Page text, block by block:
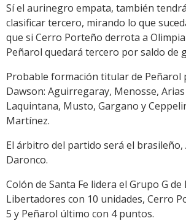
Sí el aurinegro empata, también
clasificar tercero, mirando lo que
que si Cerro Porteño derrota a
Peñarol quedará tercero por saldo de
Probable formación titular de Peñarol
Dawson: Aguirregaray, Menosse, Arias
Laquintana, Musto, Gargano y
Martínez.
El árbitro del partido será el brasileño,
Daronco.
Colón de Santa Fe lidera el Grupo G de
Libertadores con 10 unidades, Cerro
5 y Peñarol último con 4 puntos.